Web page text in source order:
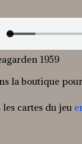
1959
la boutique pour
cartes du jeu